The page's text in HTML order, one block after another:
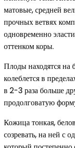
матовые, средней
прочных ветвях
одновременно
оттенком коры.
Плоды находятся на
колеблется в
в 2-3 раза больше
продолговатую
Кожица тонкая,
созревать, на ней с